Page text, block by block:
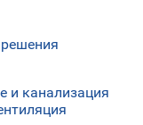
и канализация